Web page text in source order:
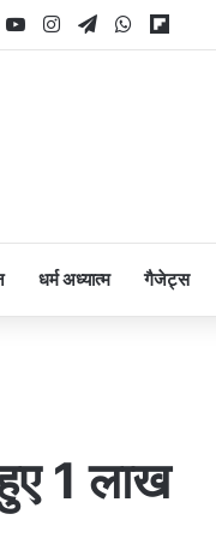
YouTubeInstagram
TelegramWhatsApp
धर्म अध्यात्म गैजेट्स
1 लाख